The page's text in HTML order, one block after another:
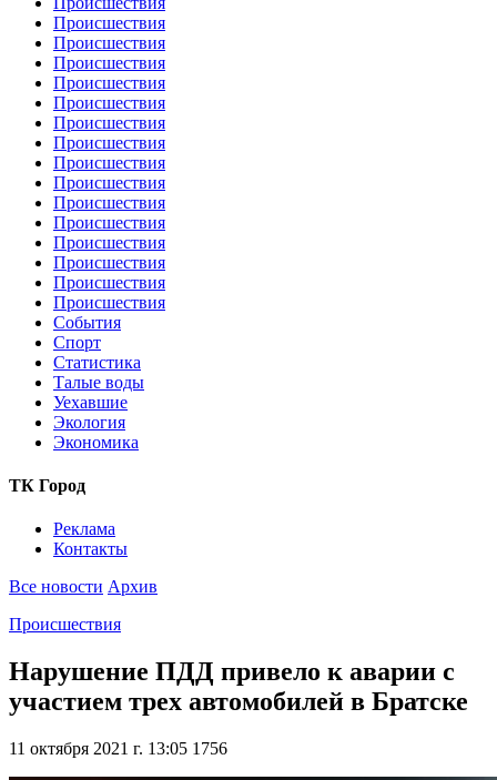
Происшествия
Происшествия
Происшествия
Происшествия
Происшествия
Происшествия
Происшествия
Происшествия
Происшествия
Происшествия
Происшествия
Происшествия
Происшествия
Происшествия
Происшествия
События
Спорт
Статистика
Талые воды
Уехавшие
Экология
Экономика
ТК Город
Реклама
Контакты
Все новости Архив
Происшествия
Нарушение ПДД привело к аварии с
участием трех автомобилей в Братске
11 октября 2021 г. 13:05 1756